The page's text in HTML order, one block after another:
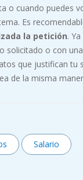
o cuando puedes
Es
la petición.
solicitado o con
que justifican tu
de la misma
Salario